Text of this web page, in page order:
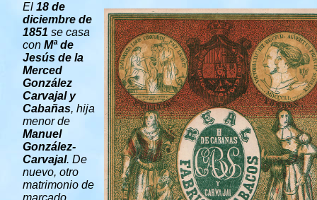
El 18 de
diciembre de
1851 se casa
con Mª de
Jesús de la
Merced
González
Carvajal y
Cabañas, hija
menor de
Manuel
González-
Carvajal. De
nuevo, otro
matrimonio de
marcado